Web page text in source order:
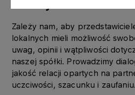
Zależy nam, aby
lokalnych mieli możliwość
uwag, opinii i wątpliwości
naszej spółki. Prowadzimy
jakość relacji opartych na
uczciwości, szacunku i zaufaniu.